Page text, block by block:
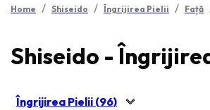
Home / Shiseido / Îngrijirea Pielii / Față
Shiseido -
Îngrijirea Pielii (96)